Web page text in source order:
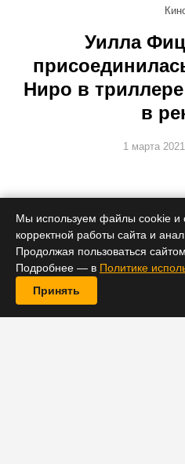
Уилла
Ниро в
в
1 марта
«Ирландца».
Мы используем файлы cookie и
корректной работы сайта и
Продолжая пользоваться
Подробнее — в Политике
Принять